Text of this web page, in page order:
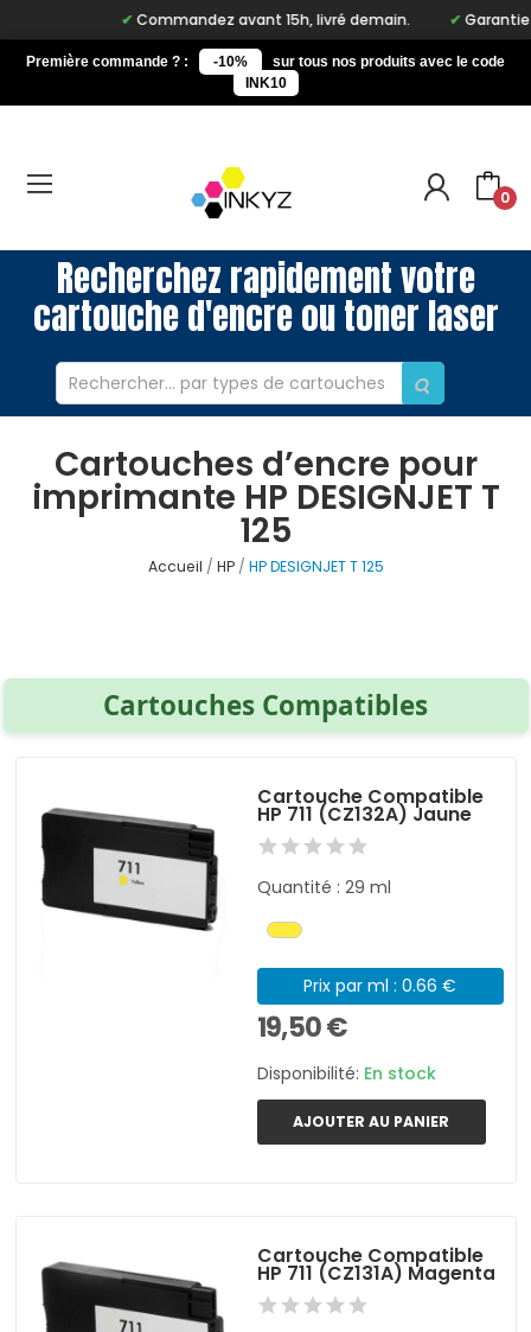
Commandez avant 15h, livré demain. Garantie à
Première commande ? : -10%
sur tous nos produits avec le code
INK10
0
Recherchez rapidement votre
cartouche d'encre ou toner laser
Cartouches d’encre pour
imprimante HP DESIGNJET T
125
Accueil HP HP DESIGNJET T 125
Cartouches Compatibles
Cartouche Compatible
HP 711 (CZ132A) Jaune
Quantité : 29 ml
Prix par ml : 0.66 €
19,50 €
Disponibilité: En stock
AJOUTER AU PANIER
Cartouche Compatible
HP 711 (CZ131A) Magenta